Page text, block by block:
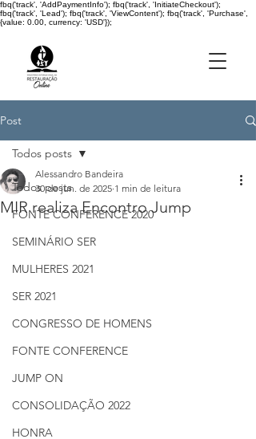
fbq('track', 'AddPaymentInfo'); fbq('track', 'InitiateCheckout');
fbq('track', 'Lead'); fbq('track', 'ViewContent'); fbq('track', 'Purchase',
{value: 0.00, currency: 'USD'});
Post
Todos posts
FONTE CONFERENCE 2020
SEMINÁRIO SER
MULHERES 2021
SER 2021
CONGRESSO DE HOMENS
FONTE CONFERENCE
JUMP ON
CONSOLIDAÇÃO 2022
HONRA
Todos posts
MIR realiza Encontro Jump
Alessandro Bandeira
30 de jun. de 2025 1 min de leitura